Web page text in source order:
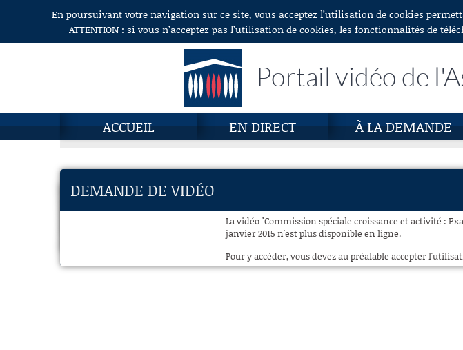
Aller au contenuEn poursuivant votre navigation sur ce site, vous acceptez l’utilisation de cookies
ATTENTION : si vous n’acceptez pas l’utilisation de cookies, les fonctionnalités de
Portail vidéo de
ACCUEIL EN DIRECT À LA DEMANDE
DEMANDE DE VIDÉO
La vidéo "Commission spéciale croissance et activité :
janvier 2015 n'est plus disponible en ligne.
Pour y accéder, vous devez au préalable accepter